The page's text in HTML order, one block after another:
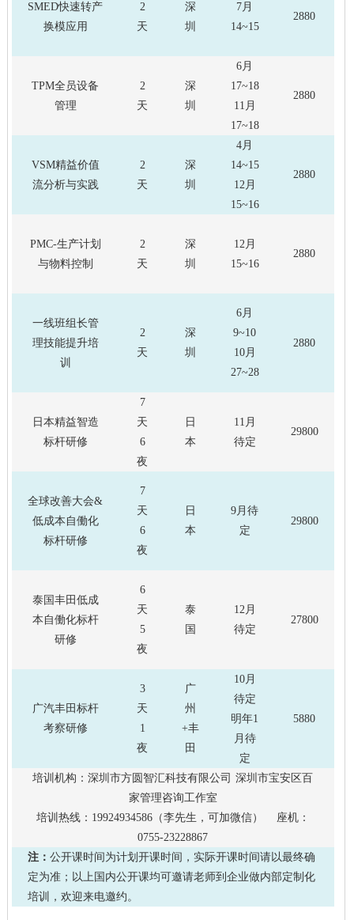
SMED快速转产
换模应用
2
天
深
圳
7月
14~15
2880
TPM全员设备
管理
2
天
深
圳
6月
17~18
11月
17~18
2880
VSM精益价值
流分析与实践
2
天
深
圳
4月
14~15
12月
15~16
2880
PMC-生产计划
与物料控制
2
天
深
圳
12月
15~16
2880
一线班组长管
理技能提升培
训
2
天
深
圳
6月
9~10
10月
27~28
2880
日本精益智造
标杆研修
7
天
6
夜
日
本
11月
待定
29800
全球改善大会&
低成本自働化
标杆研修
7
天
6
夜
日
本
9月待
定
29800
泰国丰田低成
本自働化标杆
研修
6
天
5
夜
泰
国
12月
待定
27800
广汽丰田标杆
考察研修
3
天
1
夜
广
州
+丰
田
10月
待定
明年1
月待
定
5880
培训机构：深圳市方圆智汇科技有限公司 深圳市宝安区百
家管理咨询工作室
培训热线：19924934586（李先生，可加微信） 座机：
0755-23228867
注： 公开课时间为计划开课时间，实际开课时间请以最终确
定为准；以上国内公开课均可邀请老师到企业做内部定制化
培训，欢迎来电邀约。